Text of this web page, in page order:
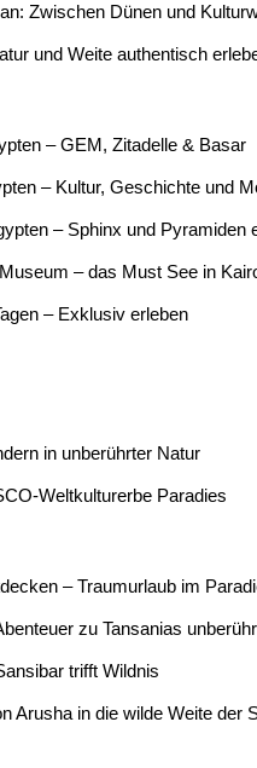
Zwischen Dünen und
und Weite authentisch
– GEM, Zitadelle & Basar
– Kultur, Geschichte und
– Sphinx und Pyramiden
– das Must See in
– Exklusiv erleben
in unberührter Natur
Weltkulturerbe Paradies
– Traumurlaub im
zu Tansanias
trifft Wildnis
Arusha in die wilde Weite der